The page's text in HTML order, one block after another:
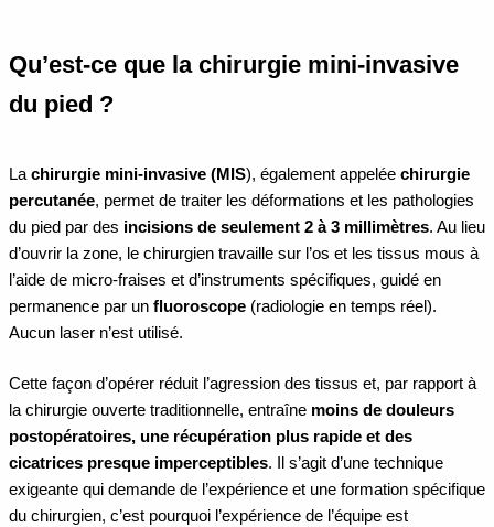
Qu’est-ce que la chirurgie mini-invasive
du pied ?
La chirurgie mini-invasive (MIS), également appelée chirurgie
percutanée, permet de traiter les déformations et les pathologies
du pied par des incisions de seulement 2 à 3 millimètres. Au lieu
d’ouvrir la zone, le chirurgien travaille sur l’os et les tissus mous à
l’aide de micro-fraises et d’instruments spécifiques, guidé en
permanence par un fluoroscope (radiologie en temps réel).
Aucun laser n’est utilisé.
Cette façon d’opérer réduit l’agression des tissus et, par rapport à
la chirurgie ouverte traditionnelle, entraîne moins de douleurs
postopératoires, une récupération plus rapide et des
cicatrices presque imperceptibles. Il s’agit d’une technique
exigeante qui demande de l’expérience et une formation spécifique
du chirurgien, c’est pourquoi l’expérience de l’équipe est